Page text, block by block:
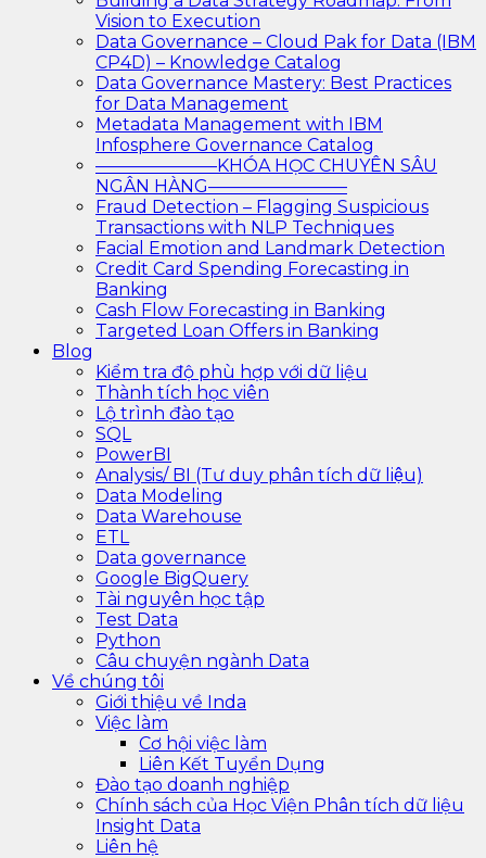
Vision to Execution
Data Governance – Cloud Pak for Data (IBM
CP4D) – Knowledge Catalog
Data Governance Mastery: Best Practices
for Data Management
Metadata Management with IBM
Infosphere Governance Catalog
———————KHÓA HỌC CHUYÊN SÂU
NGÂN HÀNG————————
Fraud Detection – Flagging Suspicious
Transactions with NLP Techniques
Facial Emotion and Landmark Detection
Credit Card Spending Forecasting in
Banking
Cash Flow Forecasting in Banking
Targeted Loan Offers in Banking
Blog
Kiểm tra độ phù hợp với dữ liệu
Thành tích học viên
Lộ trình đào tạo
SQL
PowerBI
Analysis/ BI (Tư duy phân tích dữ liệu)
Data Modeling
Data Warehouse
ETL
Data governance
Google BigQuery
Tài nguyên học tập
Test Data
Python
Câu chuyện ngành Data
Về chúng tôi
Giới thiệu về Inda
Việc làm
Cơ hội việc làm
Liên Kết Tuyển Dụng
Đào tạo doanh nghiệp
Chính sách của Học Viện Phân tích dữ liệu
Insight Data
Liên hệ